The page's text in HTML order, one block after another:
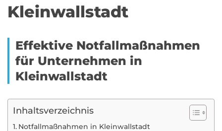
Kleinwallstadt
Effektive Notfallmaßnahmen
für Unternehmen in
Kleinwallstadt
Inhaltsverzeichnis
Notfallmaßnahmen in Kleinwallstadt